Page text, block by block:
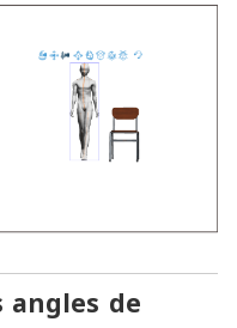
angles de